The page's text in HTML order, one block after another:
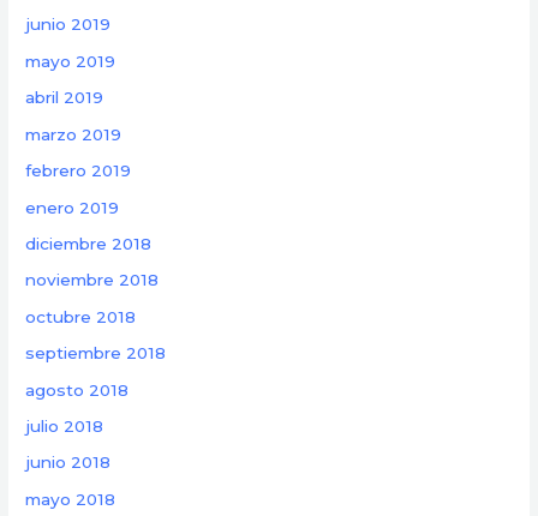
junio 2019
mayo 2019
abril 2019
marzo 2019
febrero 2019
enero 2019
diciembre 2018
noviembre 2018
octubre 2018
septiembre 2018
agosto 2018
julio 2018
junio 2018
mayo 2018